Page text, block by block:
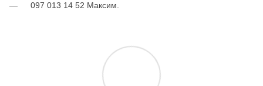
097 013 14 52 Максим.